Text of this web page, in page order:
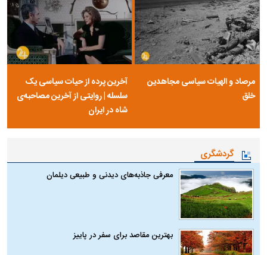
مرصاد و الهیات سیاسی مجاهدین
خلق
آخرین پرده از حیات سیاسی یک
سلسله | روایتی از آخرین مصاحبه‌ی
شاه در ایران
گردشگری
معرفی جاذبه‌های دیدنی و طبیعی دیلمان
بهترین مقاصد برای سفر در پاییز